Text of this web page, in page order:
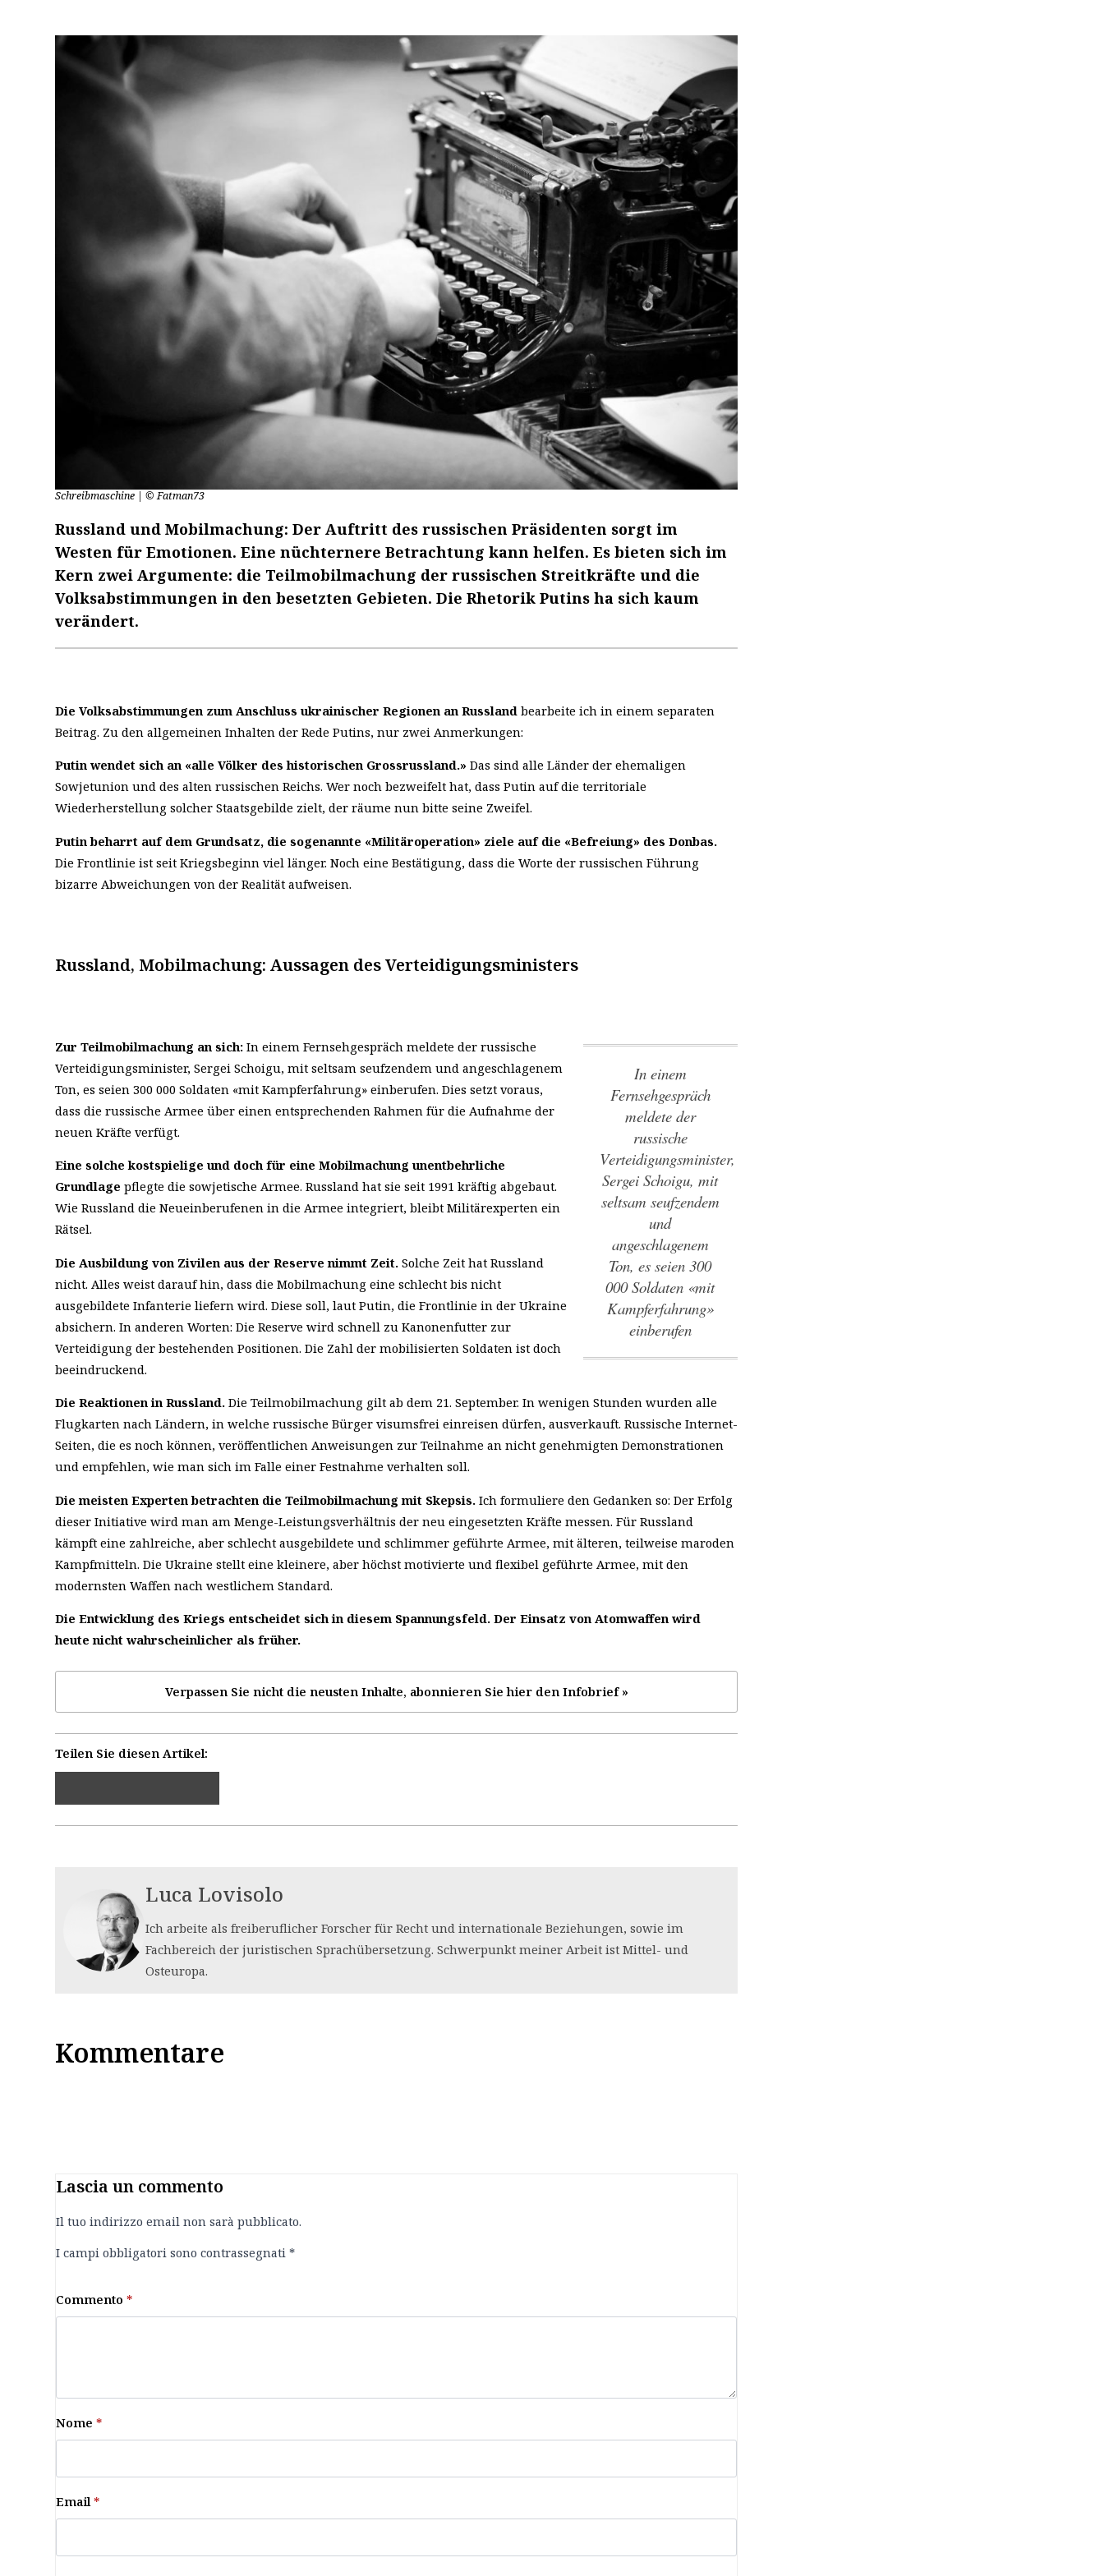
Schreibmaschine | © Fatman73
Russland und Mobilmachung: Der Auftritt des russischen Präsidenten sorgt im
Westen für Emotionen. Eine nüchternere Betrachtung kann helfen. Es bieten sich im
Kern zwei Argumente: die Teilmobilmachung der russischen Streitkräfte und die
Volksabstimmungen in den besetzten Gebieten. Die Rhetorik Putins ha sich kaum
verändert.
Die Volksabstimmungen zum Anschluss ukrainischer Regionen an Russland bearbeite ich in einem separaten
Beitrag. Zu den allgemeinen Inhalten der Rede Putins, nur zwei Anmerkungen:
Putin wendet sich an «alle Völker des historischen Grossrussland.» Das sind alle Länder der ehemaligen
Sowjetunion und des alten russischen Reichs. Wer noch bezweifelt hat, dass Putin auf die territoriale
Wiederherstellung solcher Staatsgebilde zielt, der räume nun bitte seine Zweifel.
Putin beharrt auf dem Grundsatz, die sogenannte «Militäroperation» ziele auf die «Befreiung» des Donbas.
Die Frontlinie ist seit Kriegsbeginn viel länger. Noch eine Bestätigung, dass die Worte der russischen Führung
bizarre Abweichungen von der Realität aufweisen.
Russland, Mobilmachung: Aussagen des Verteidigungsministers
In einem
Fernsehgespräch
meldete der
russische
Verteidigungsminister,
Sergei Schoigu, mit
seltsam seufzendem
und
angeschlagenem
Ton, es seien 300
000 Soldaten «mit
Kampferfahrung»
einberufen
Zur Teilmobilmachung an sich: In einem Fernsehgespräch meldete der russische
Verteidigungsminister, Sergei Schoigu, mit seltsam seufzendem und angeschlagenem
Ton, es seien 300 000 Soldaten «mit Kampferfahrung» einberufen. Dies setzt voraus,
dass die russische Armee über einen entsprechenden Rahmen für die Aufnahme der
neuen Kräfte verfügt.
Eine solche kostspielige und doch für eine Mobilmachung unentbehrliche
Grundlage pflegte die sowjetische Armee. Russland hat sie seit 1991 kräftig abgebaut.
Wie Russland die Neueinberufenen in die Armee integriert, bleibt Militärexperten ein
Rätsel.
Die Ausbildung von Zivilen aus der Reserve nimmt Zeit. Solche Zeit hat Russland
nicht. Alles weist darauf hin, dass die Mobilmachung eine schlecht bis nicht
ausgebildete Infanterie liefern wird. Diese soll, laut Putin, die Frontlinie in der Ukraine
absichern. In anderen Worten: Die Reserve wird schnell zu Kanonenfutter zur
Verteidigung der bestehenden Positionen. Die Zahl der mobilisierten Soldaten ist doch
beeindruckend.
Die Reaktionen in Russland. Die Teilmobilmachung gilt ab dem 21. September. In wenigen Stunden wurden alle
Flugkarten nach Ländern, in welche russische Bürger visumsfrei einreisen dürfen, ausverkauft. Russische Internet-
Seiten, die es noch können, veröffentlichen Anweisungen zur Teilnahme an nicht genehmigten Demonstrationen
und empfehlen, wie man sich im Falle einer Festnahme verhalten soll.
Die meisten Experten betrachten die Teilmobilmachung mit Skepsis. Ich formuliere den Gedanken so: Der Erfolg
dieser Initiative wird man am Menge-Leistungsverhältnis der neu eingesetzten Kräfte messen. Für Russland
kämpft eine zahlreiche, aber schlecht ausgebildete und schlimmer geführte Armee, mit älteren, teilweise maroden
Kampfmitteln. Die Ukraine stellt eine kleinere, aber höchst motivierte und flexibel geführte Armee, mit den
modernsten Waffen nach westlichem Standard.
Die Entwicklung des Kriegs entscheidet sich in diesem Spannungsfeld. Der Einsatz von Atomwaffen wird
heute nicht wahrscheinlicher als früher.
Verpassen Sie nicht die neusten Inhalte, abonnieren Sie hier den Infobrief »
Teilen Sie diesen Artikel:
Luca Lovisolo
Ich arbeite als freiberuflicher Forscher für Recht und internationale Beziehungen, sowie im
Fachbereich der juristischen Sprachübersetzung. Schwerpunkt meiner Arbeit ist Mittel- und
Osteuropa.
Kommentare
Lascia un commento
Il tuo indirizzo email non sarà pubblicato.
I campi obbligatori sono contrassegnati *
Commento *
Nome *
Email *